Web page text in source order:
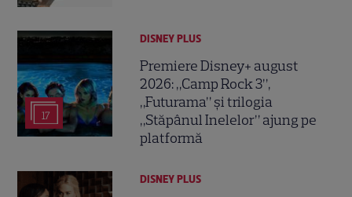
17
DISNEY PLUS
Premiere Disney+ august
2026: „Camp Rock 3”,
„Futurama” și trilogia
„Stăpânul Inelelor” ajung pe
platformă
DISNEY PLUS